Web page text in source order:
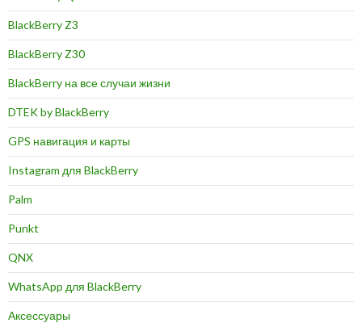
BlackBerry Z3
BlackBerry Z30
BlackBerry на все случаи жизни
DTEK by BlackBerry
GPS навигация и карты
Instagram для BlackBerry
Palm
Punkt
QNX
WhatsApp для BlackBerry
Аксессуары